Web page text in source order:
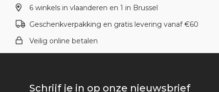
6 winkels in vlaanderen en 1 in Brussel
Geschenkverpakking en gratis levering vanaf €60
Veilig online betalen
Schrijf je in op onze nieuwsbrief